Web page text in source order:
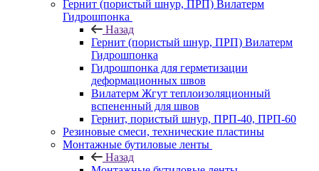
Гернит (пористый шнур, ПРП) Вилатерм
Гидрошпонка
Назад
Гернит (пористый шнур, ПРП) Вилатерм
Гидрошпонка
Гидрошпонка для герметизации
деформационных швов
Вилатерм Жгут теплоизоляционный
вспененный для швов
Гернит, пористый шнур, ПРП-40, ПРП-60
Резиновые смеси, технические пластины
Монтажные бутиловые ленты
Назад